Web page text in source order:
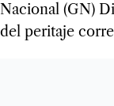
Nacional (GN)
del peritaje